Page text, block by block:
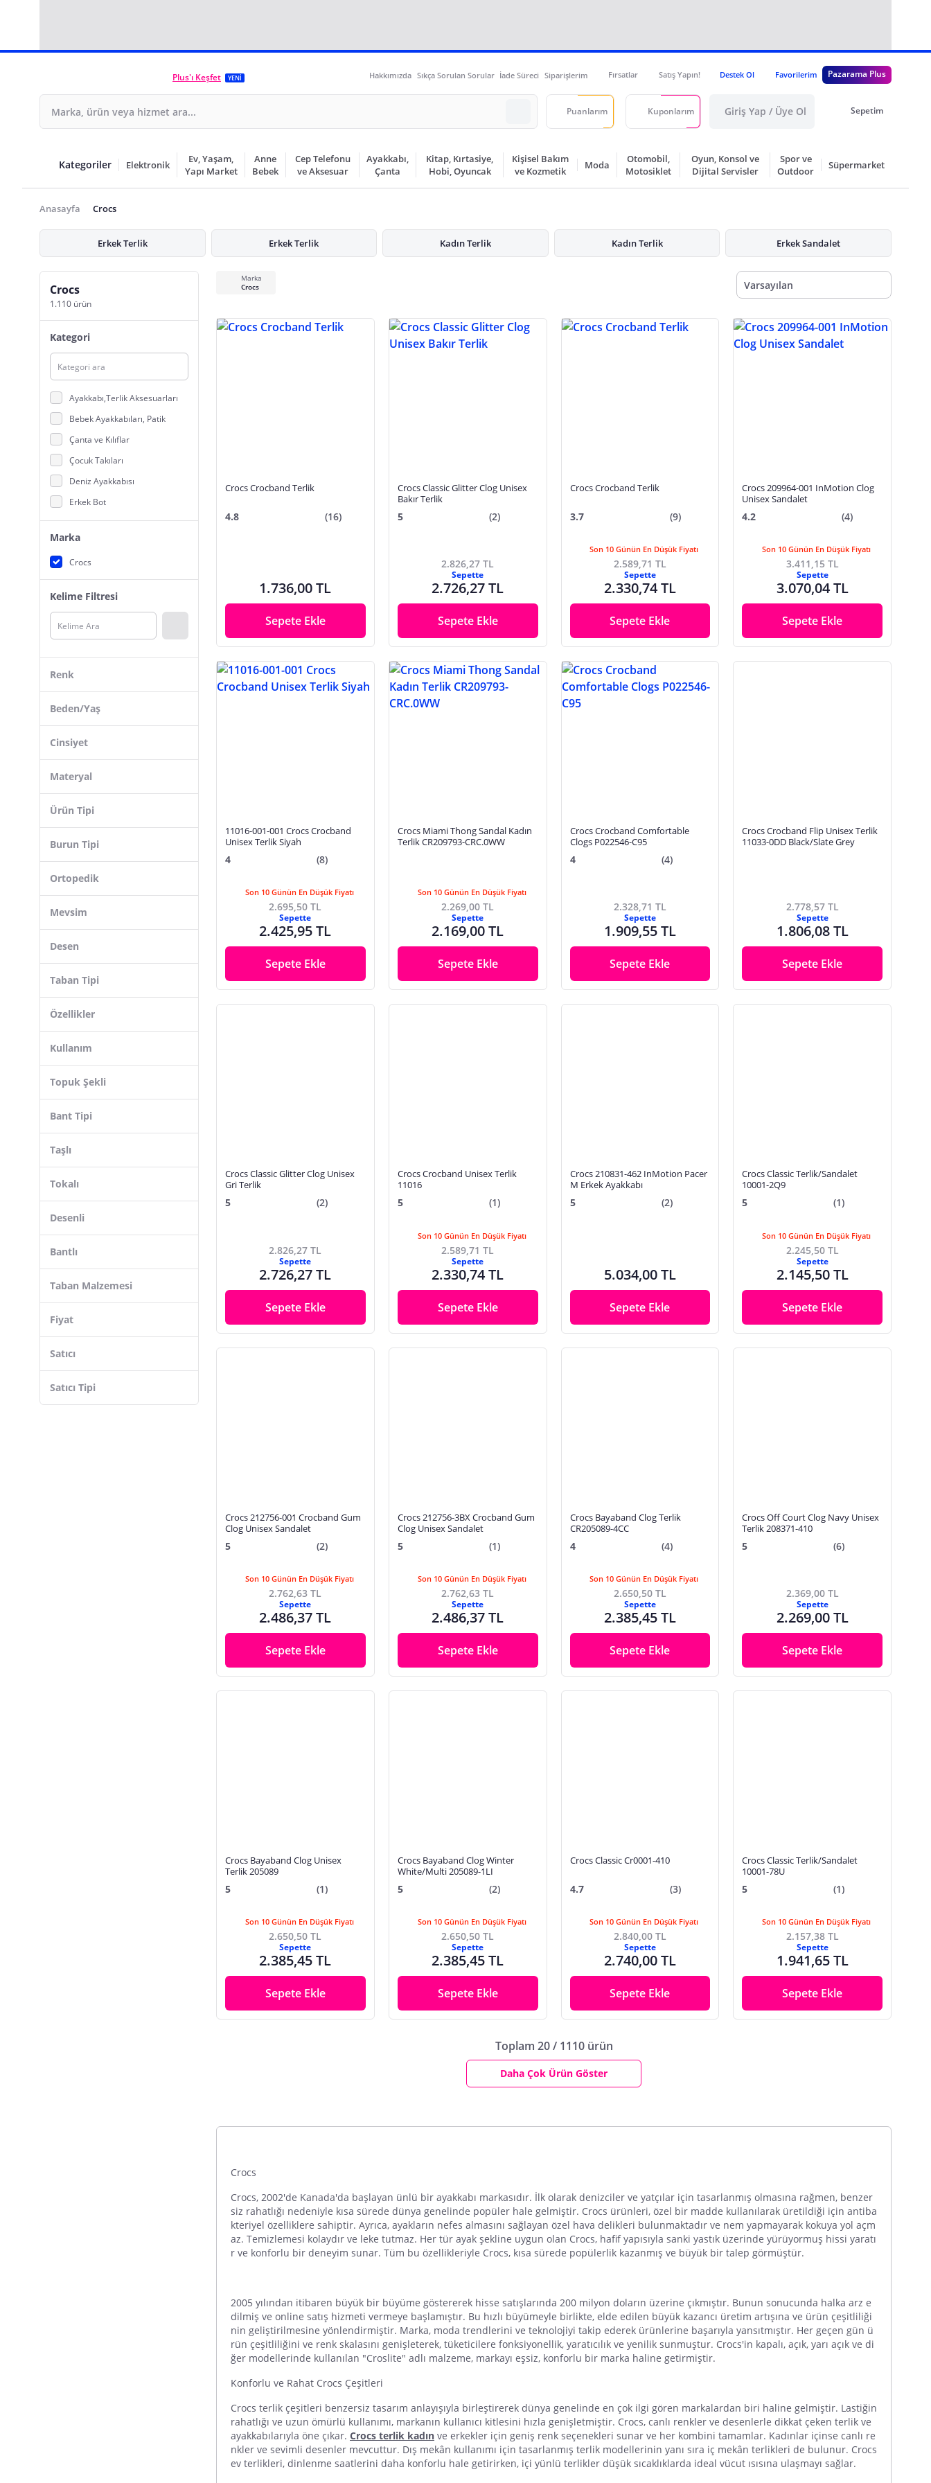
Plus'ı Keşfet YENİ Hakkımızda Sıkça Sorulan Sorular İade Süreci Siparişlerim Fırsatlar Satış Yapın! Destek Ol Favorilerim Pazarama Plus
Puanlarım Kuponlarım Giriş Yap / Üye Ol Sepetim
Kategoriler Elektronik
Ev, Yaşam,
Yapı Market
Anne
Bebek
Cep Telefonu
ve Aksesuar
Ayakkabı,
Çanta
Kitap, Kırtasiye,
Hobi, Oyuncak
Kişisel Bakım
ve Kozmetik
Moda
Otomobil,
Motosiklet
Oyun, Konsol ve
Dijital Servisler
Spor ve
Outdoor
Süpermarket
Anasayfa Crocs
Erkek Terlik Erkek Terlik Kadın Terlik Kadın Terlik Erkek Sandalet
Crocs
1.110 ürün
Kategori
Ayakkabı,Terlik Aksesuarları
Bebek Ayakkabıları, Patik
Çanta ve Kılıflar
Çocuk Takıları
Deniz Ayakkabısı
Erkek Bot
Erkek Çocuk Bot, Çizme
Erkek Çocuk Ev Terliği
Erkek Çocuk Sandalet
Erkek Ev Botu, Panduf
Erkek Sandalet
Erkek Sneaker Ayakkabı
Erkek Terlik
Kadın Bot
Kadın Ev Botu, Panduf
Kadın Ev Terliği
Kadın Günlük Ayakkabı
Kadın Sneaker Ayakkabı
Kadın Terlik
Kız Çocuk Bot, Çizme
Kız Çocuk Terlik
Klavye Sticker, Etiket
Outdoor Ayakkabı
Outdoor Sandalet
Plaj Çantası
Unisex Kol Saati
Voleybol Ayakkabısı
Yürüyüş, Koşu Ayakkabısı
Marka
Crocs
Kelime Filtresi
Renk
Beden/Yaş
Cinsiyet
Materyal
Ürün Tipi
Burun Tipi
Ortopedik
Mevsim
Desen
Taban Tipi
Özellikler
Kullanım
Topuk Şekli
Bant Tipi
Taşlı
Tokalı
Desenli
Bantlı
Taban Malzemesi
Fiyat
Satıcı
Satıcı Tipi
Marka
Crocs
Varsayılan
Crocs Crocband Terlik
4.8 (16)
1.736,00 TL
Sepete Ekle
Crocs Classic Glitter Clog Unisex
Bakır Terlik
5 (2)
2.826,27 TL
Sepette
2.726,27 TL
Sepete Ekle
Crocs Crocband Terlik
3.7 (9)
Son 10 Günün En Düşük Fiyatı
2.589,71 TL
Sepette
2.330,74 TL
Sepete Ekle
Crocs 209964-001 InMotion Clog
Unisex Sandalet
4.2 (4)
Son 10 Günün En Düşük Fiyatı
3.411,15 TL
Sepette
3.070,04 TL
Sepete Ekle
11016-001-001 Crocs Crocband
Unisex Terlik Siyah
4 (8)
Son 10 Günün En Düşük Fiyatı
2.695,50 TL
Sepette
2.425,95 TL
Sepete Ekle
Crocs Miami Thong Sandal Kadın
Terlik CR209793-CRC.0WW
Son 10 Günün En Düşük Fiyatı
2.269,00 TL
Sepette
2.169,00 TL
Sepete Ekle
Crocs Crocband Comfortable
Clogs P022546-C95
4 (4)
2.328,71 TL
Sepette
1.909,55 TL
Sepete Ekle
Crocs Crocband Flip Unisex Terlik
11033-0DD Black/Slate Grey
2.778,57 TL
Sepette
1.806,08 TL
Sepete Ekle
Crocs Classic Glitter Clog Unisex
Gri Terlik
5 (2)
2.826,27 TL
Sepette
2.726,27 TL
Sepete Ekle
Crocs Crocband Unisex Terlik
11016
5 (1)
Son 10 Günün En Düşük Fiyatı
2.589,71 TL
Sepette
2.330,74 TL
Sepete Ekle
Crocs 210831-462 InMotion Pacer
M Erkek Ayakkabı
5 (2)
5.034,00 TL
Sepete Ekle
Crocs Classic Terlik/Sandalet
10001-2Q9
5 (1)
Son 10 Günün En Düşük Fiyatı
2.245,50 TL
Sepette
2.145,50 TL
Sepete Ekle
Crocs 212756-001 Crocband Gum
Clog Unisex Sandalet
5 (2)
Son 10 Günün En Düşük Fiyatı
2.762,63 TL
Sepette
2.486,37 TL
Sepete Ekle
Crocs 212756-3BX Crocband Gum
Clog Unisex Sandalet
5 (1)
Son 10 Günün En Düşük Fiyatı
2.762,63 TL
Sepette
2.486,37 TL
Sepete Ekle
Crocs Bayaband Clog Terlik
CR205089-4CC
4 (4)
Son 10 Günün En Düşük Fiyatı
2.650,50 TL
Sepette
2.385,45 TL
Sepete Ekle
Crocs Off Court Clog Navy Unisex
Terlik 208371-410
5 (6)
2.369,00 TL
Sepette
2.269,00 TL
Sepete Ekle
Crocs Bayaband Clog Unisex
Terlik 205089
5 (1)
Son 10 Günün En Düşük Fiyatı
2.650,50 TL
Sepette
2.385,45 TL
Sepete Ekle
Crocs Bayaband Clog Winter
White/Multi 205089-1LI
5 (2)
Son 10 Günün En Düşük Fiyatı
2.650,50 TL
Sepette
2.385,45 TL
Sepete Ekle
Crocs Classic Cr0001-410
4.7 (3)
Son 10 Günün En Düşük Fiyatı
2.840,00 TL
Sepette
2.740,00 TL
Sepete Ekle
Crocs Classic Terlik/Sandalet
10001-78U
5 (1)
Son 10 Günün En Düşük Fiyatı
2.157,38 TL
Sepette
1.941,65 TL
Sepete Ekle
Toplam 20 / 1110 ürün
Daha Çok Ürün Göster
Crocs
Crocs, 2002'de Kanada'da başlayan ünlü bir ayakkabı markasıdır. İlk olarak denizciler ve yatçılar için tasarlanmış olmasına rağmen, benzer
siz rahatlığı nedeniyle kısa sürede dünya genelinde popüler hale gelmiştir. Crocs ürünleri, özel bir madde kullanılarak üretildiği için antiba
kteriyel özelliklere sahiptir. Ayrıca, ayakların nefes almasını sağlayan özel hava delikleri bulunmaktadır ve nem yapmayarak kokuya yol açm
az. Temizlemesi kolaydır ve leke tutmaz. Her tür ayak şekline uygun olan Crocs, hafif yapısıyla sanki yastık üzerinde yürüyormuş hissi yaratı
r ve konforlu bir deneyim sunar. Tüm bu özellikleriyle Crocs, kısa sürede popülerlik kazanmış ve büyük bir talep görmüştür.
2005 yılından itibaren büyük bir büyüme göstererek hisse satışlarında 200 milyon doların üzerine çıkmıştır. Bunun sonucunda halka arz e
dilmiş ve online satış hizmeti vermeye başlamıştır. Bu hızlı büyümeyle birlikte, elde edilen büyük kazancı üretim artışına ve ürün çeşitliliği
nin geliştirilmesine yönlendirmiştir. Marka, moda trendlerini ve teknolojiyi takip ederek ürünlerine başarıyla yansıtmıştır. Her geçen gün ü
rün çeşitliliğini ve renk skalasını genişleterek, tüketicilere fonksiyonellik, yaratıcılık ve yenilik sunmuştur. Crocs'in kapalı, açık, yarı açık ve di
ğer modellerinde kullanılan "Croslite" adlı malzeme, markayı eşsiz, konforlu bir marka haline getirmiştir.
Konforlu ve Rahat Crocs Çeşitleri
Crocs terlik çeşitleri benzersiz tasarım anlayışıyla birleştirerek dünya genelinde en çok ilgi gören markalardan biri haline gelmiştir. Lastiğin
rahatlığı ve uzun ömürlü kullanımı, markanın kullanıcı kitlesini hızla genişletmiştir. Crocs, canlı renkler ve desenlerle dikkat çeken terlik ve
ayakkabılarıyla öne çıkar. Crocs terlik kadın ve erkekler için geniş renk seçenekleri sunar ve her kombini tamamlar. Kadınlar içinse canlı re
nkler ve sevimli desenler mevcuttur. Dış mekân kullanımı için tasarlanmış terlik modellerinin yanı sıra iç mekân terlikleri de bulunur. Crocs
ev terlikleri, dinlenme saatlerini daha konforlu hale getirirken, içi yünlü terlikler düşük sıcaklıklarda ideal vücut ısısına ulaşmayı sağlar.